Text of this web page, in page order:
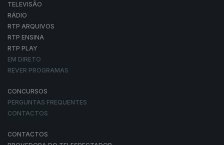
TELEVISÃO
RÁDIO
RTP ARQUIVOS
RTP ENSINA
RTP PLAY
EM DIRETO
REVER PROGRAMAS
CONCURSOS
PERGUNTAS FREQUENTES
CONTACTOS
CONTACTOS